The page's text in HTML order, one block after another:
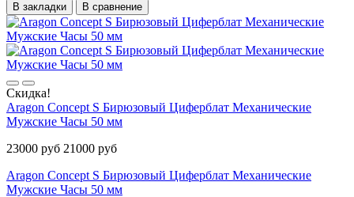
В закладки В сравнение
Скидка!
Aragon Concept S Бирюзовый Циферблат Механические
Мужские Часы 50 мм
23000 руб 21000 руб
Aragon Concept S Бирюзовый Циферблат Механические
Мужские Часы 50 мм